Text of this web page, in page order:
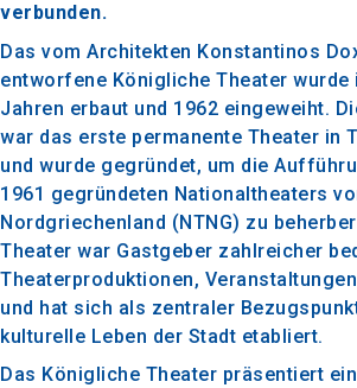
verbunden.
Das vom Architekten Konstantinos
entworfene Königliche Theater wurde
Jahren erbaut und 1962 eingeweiht.
war das erste permanente Theater in
und wurde gegründet, um die
1961 gegründeten Nationaltheaters
Nordgriechenland (NTNG) zu
Theater war Gastgeber zahlreicher
Theaterproduktionen,
und hat sich als zentraler
kulturelle Leben der Stadt etabliert.
Das Königliche Theater präsentiert